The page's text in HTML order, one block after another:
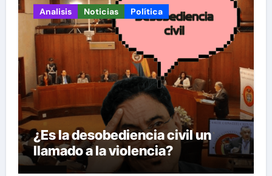
Analisis Noticias Política
¿Es la desobediencia civil un
llamado a la violencia?